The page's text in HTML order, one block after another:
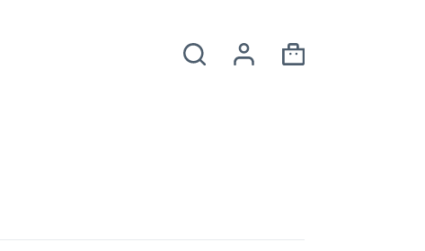
Panier